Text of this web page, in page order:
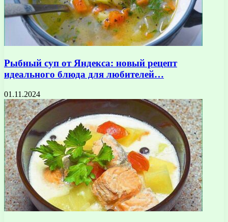
Рыбный суп от Яндекса: новый рецепт
идеального блюда для любителей…
01.11.2024